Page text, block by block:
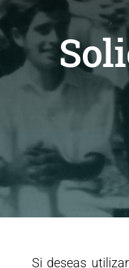
Si deseas